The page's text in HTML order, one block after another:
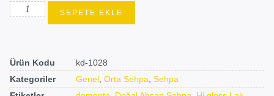
SEPETE EKLE
Ürün Kodu
kd-1028
Kategoriler
Genel, Orta Sehpa, Sehpa